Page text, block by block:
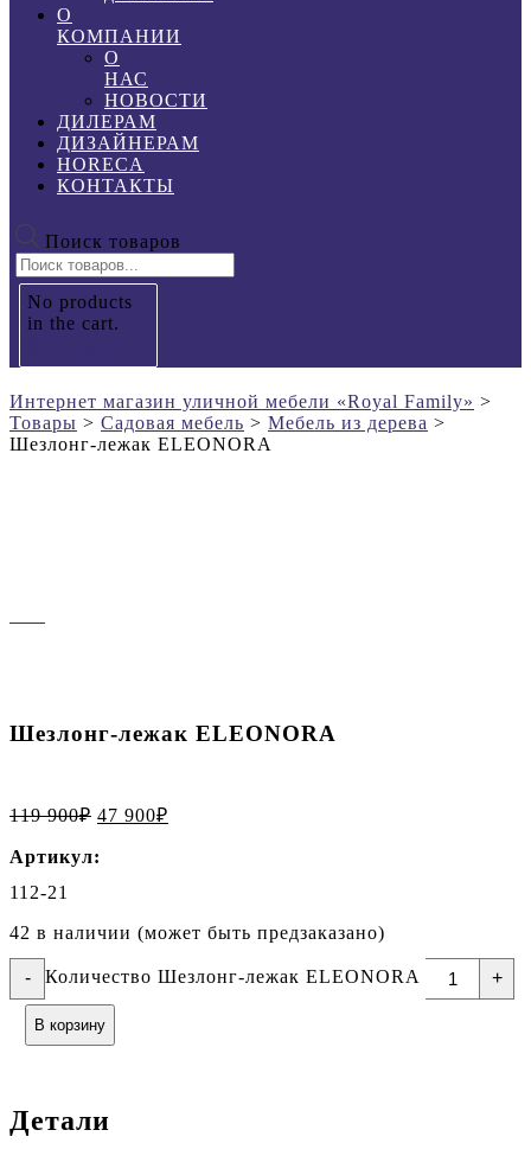
О
КОМПАНИИ
О
НАС
НОВОСТИ
ДИЛЕРАМ
ДИЗАЙНЕРАМ
HORECA
КОНТАКТЫ
Поиск товаров
No products
in the cart.
Интернет магазин уличной мебели «Royal Family» >
Товары > Садовая мебель > Мебель из дерева >
Шезлонг-лежак ELEONORA
Шезлонг-лежак ELEONORA
119 900₽ 47 900₽
Артикул:
112-21
42 в наличии (может быть предзаказано)
- Количество Шезлонг-лежак ELEONORA +
В корзину
Детали